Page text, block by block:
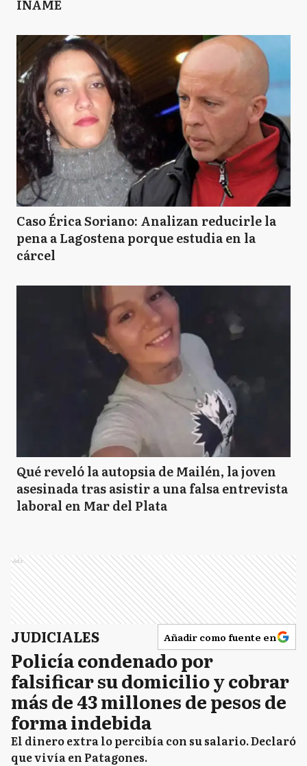
INAME
Caso Érica Soriano: Analizan reducirle la
pena a Lagostena porque estudia en la
cárcel
Qué reveló la autopsia de Mailén, la joven
asesinada tras asistir a una falsa entrevista
laboral en Mar del Plata
Ads
JUDICIALES Añadir como fuente en
Policía condenado por
falsificar su domicilio y cobrar
más de 43 millones de pesos de
forma indebida
El dinero extra lo percibía con su salario. Declaró
que vivía en Patagones.